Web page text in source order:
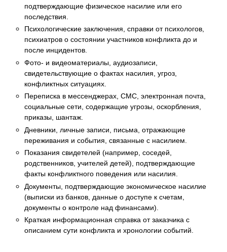
подтверждающие физическое насилие или его
последствия.
Психологические заключения, справки от психологов,
психиатров о состоянии участников конфликта до и
после инцидентов.
Фото- и видеоматериалы, аудиозаписи,
свидетельствующие о фактах насилия, угроз,
конфликтных ситуациях.
Переписка в мессенджерах, СМС, электронная почта,
социальные сети, содержащие угрозы, оскорбления,
приказы, шантаж.
Дневники, личные записи, письма, отражающие
переживания и события, связанные с насилием.
Показания свидетелей (например, соседей,
родственников, учителей детей), подтверждающие
факты конфликтного поведения или насилия.
Документы, подтверждающие экономическое насилие
(выписки из банков, данные о доступе к счетам,
документы о контроле над финансами).
Краткая информационная справка от заказчика с
описанием сути конфликта и хронологии событий.